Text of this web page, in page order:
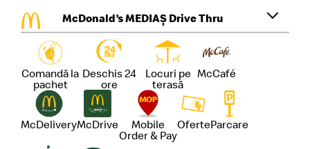
McDonald’s MEDIAȘ Drive Thru
Comandă la
pachet
Deschis 24
ore
Locuri pe
terasă
McCafé
McDeliveryMcDrive
Mobile
Order & Pay
OferteParcare